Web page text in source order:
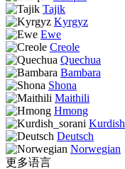
Tajik
Kyrgyz
Ewe
Creole
Quechua
Bambara
Shona
Maithili
Hmong
Kurdish
Deutsch
Norwegian
更多语言